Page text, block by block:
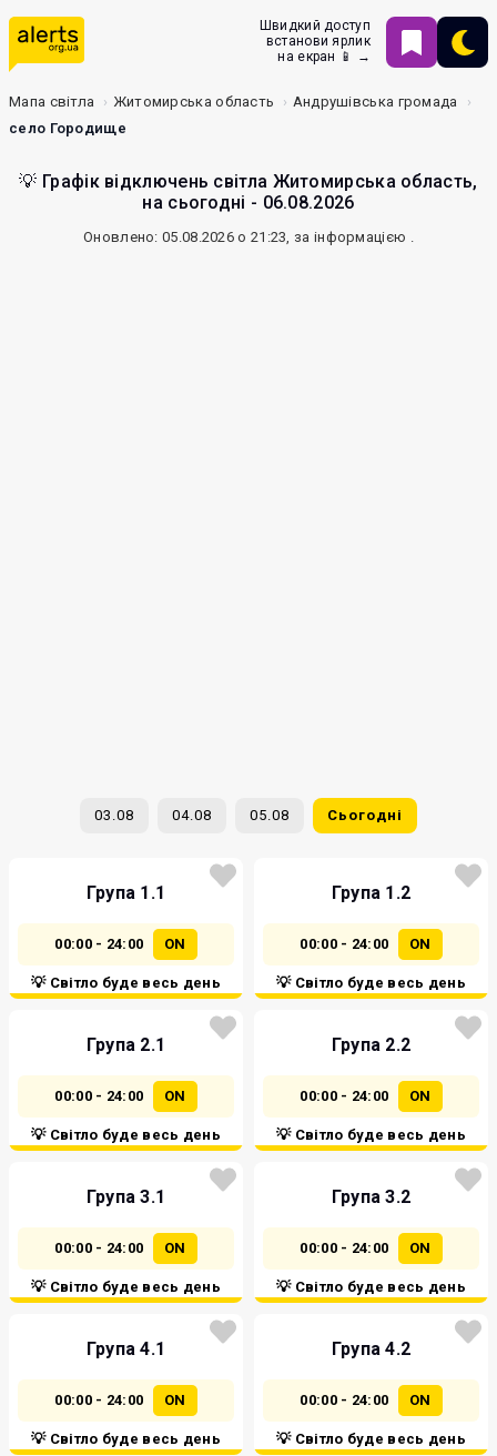
Швидкий доступ
встанови ярлик
на екран 📱 →
Мапа світла Житомирська область
Андрушівська громада
село Городище
💡 Графік відключень світла Житомирська область,
на сьогодні - 06.08.2026
Оновлено: 05.08.2026 о 21:23, за інформацією .
03.08 04.08 05.08 Сьогодні
Група 1.1
00:00 - 24:00 ON
💡 Світло буде весь день
Група 1.2
00:00 - 24:00 ON
💡 Світло буде весь день
Група 2.1
00:00 - 24:00 ON
💡 Світло буде весь день
Група 2.2
00:00 - 24:00 ON
💡 Світло буде весь день
Група 3.1
00:00 - 24:00 ON
💡 Світло буде весь день
Група 3.2
00:00 - 24:00 ON
💡 Світло буде весь день
Група 4.1
00:00 - 24:00 ON
💡 Світло буде весь день
Група 4.2
00:00 - 24:00 ON
💡 Світло буде весь день